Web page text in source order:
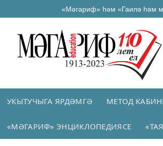
«Мәгариф» һәм «Гаилә һәм
УКЫТУЧЫГА ЯРДӘМГӘ МЕТОД
«МӘГАРИФ» ЭНЦИКЛОПЕДИЯСЕ